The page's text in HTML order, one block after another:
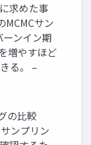
求めた事
MCMCサン
ンイン期
増やすほど
る。 –
の比較
ンプリン